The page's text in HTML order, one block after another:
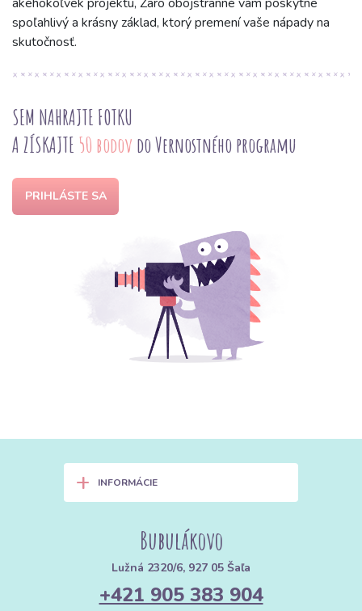
spoľahlivý a krásny základ, ktorý premení vaše nápady na
skutočnosť.
SEM NAHRAJTE FOTKU
A ZÍSKAJTE 50 bodov do Vernostného programu
PRIHLÁSTE SA
+ INFORMÁCIE
Bubulákovo
Lužná 2320/6, 927 05 Šaľa
+421 905 383 904